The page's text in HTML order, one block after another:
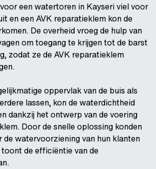
een watertoren in Kayseri viel voor
en een AVK reparatieklem kon de
De overheid vroeg de hulp van
om toegang te krijgen tot de barst
zodat ze de AVK reparatieklem
oppervlak van de buis als
lassen, kon de waterdichtheid
dankzij het ontwerp van de voering
Door de snelle oplossing konden
de watervoorziening van hun klanten
de efficiëntie van de